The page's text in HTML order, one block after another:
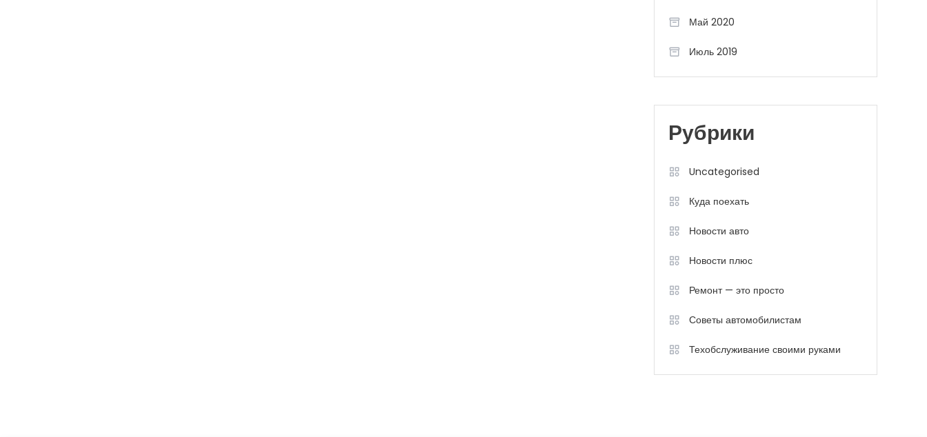
Май 2020
Июль 2019
Рубрики
Uncategorised
Куда поехать
Новости авто
Новости плюс
Ремонт — это просто
Советы автомобилистам
Техобслуживание своими руками